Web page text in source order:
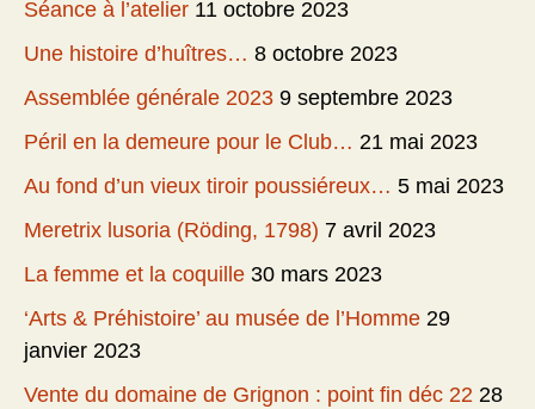
Séance à l’atelier 11 octobre 2023
Une histoire d’huîtres… 8 octobre 2023
Assemblée générale 2023 9 septembre 2023
Péril en la demeure pour le Club… 21 mai 2023
Au fond d’un vieux tiroir poussiéreux… 5 mai 2023
Meretrix lusoria (Röding, 1798) 7 avril 2023
La femme et la coquille 30 mars 2023
‘Arts & Préhistoire’ au musée de l’Homme 29
janvier 2023
Vente du domaine de Grignon : point fin déc 22 28